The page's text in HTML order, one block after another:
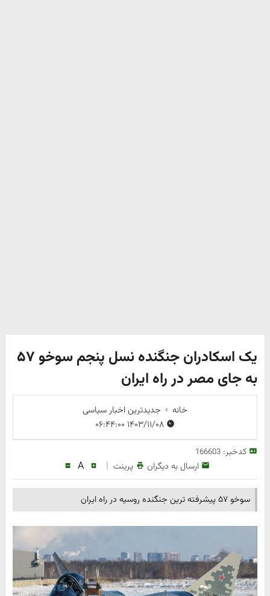
یک اسکادران جنگنده نسل پنجم سوخو ۵۷
به جای مصر در راه ایران
خانه
جدیدترین اخبار سیاسی
۱۴۰۳/۱۱/۰۸ ۰۶:۴۴:۰۰
کدخبر:166603
ارسال به دیگران پرینت |
A
سوخو ۵۷ پیشرفته ترین جنگنده روسیه در راه ایران